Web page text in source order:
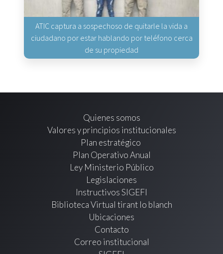
ATIC captura a sospechoso de quitarle la vida a
ciudadano por estar hablando por teléfono cerca
de su propiedad
Quienes somos
Valores y principios institucionales
Plan estratégico
Plan Operativo Anual
Ley Ministerio Público
Legislaciones
Instructivos SIGEFI
Biblioteca Virtual tirant lo blanch
Ubicaciones
Contacto
Correo institucional